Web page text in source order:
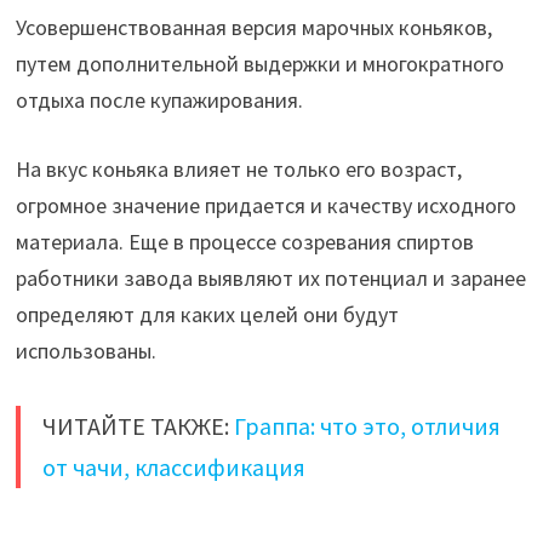
Усовершенствованная версия марочных коньяков,
путем дополнительной выдержки и многократного
отдыха после купажирования.
На вкус коньяка влияет не только его возраст,
огромное значение придается и качеству исходного
материала. Еще в процессе созревания спиртов
работники завода выявляют их потенциал и заранее
определяют для каких целей они будут
использованы.
ЧИТАЙТЕ ТАКЖЕ: Граппа: что это, отличия
от чачи, классификация